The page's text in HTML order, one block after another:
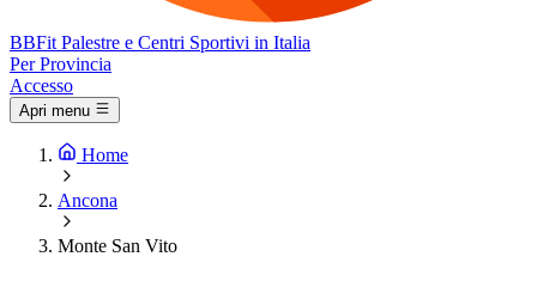
BBFit Palestre e Centri Sportivi in Italia
Per Provincia
Accesso
Apri menu
Home
Ancona
Monte San Vito